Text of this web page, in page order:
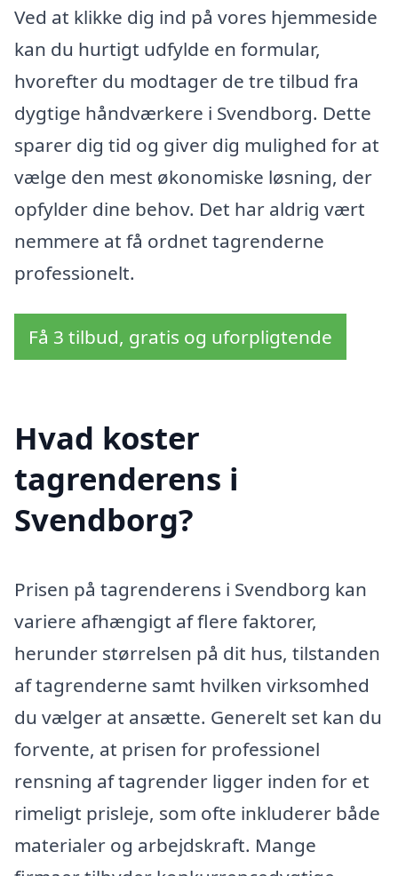
Ved at klikke dig ind på vores hjemmeside
kan du hurtigt udfylde en formular,
hvorefter du modtager de tre tilbud fra
dygtige håndværkere i Svendborg. Dette
sparer dig tid og giver dig mulighed for at
vælge den mest økonomiske løsning, der
opfylder dine behov. Det har aldrig vært
nemmere at få ordnet tagrenderne
professionelt.
Få 3 tilbud, gratis og uforpligtende
Hvad koster
tagrenderens i
Svendborg?
Prisen på tagrenderens i Svendborg kan
variere afhængigt af flere faktorer,
herunder størrelsen på dit hus, tilstanden
af tagrenderne samt hvilken virksomhed
du vælger at ansætte. Generelt set kan du
forvente, at prisen for professionel
rensning af tagrender ligger inden for et
rimeligt prisleje, som ofte inkluderer både
materialer og arbejdskraft. Mange